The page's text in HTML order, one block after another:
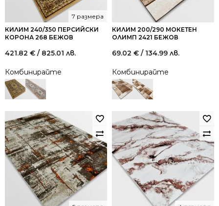
КИЛИМ 240/350 ПЕРСИЙСКИ
КОРОНА 268 БЕЖОВ
7 размера
421.82 € / 825.01 лв.
Комбинирайте
КИЛИМ 200/290 МОКЕТЕН
ОЛИМП 2421 БЕЖОВ
69.02 € / 134.99 лв.
Комбинирайте